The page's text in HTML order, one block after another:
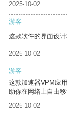
2025-10-02
游客
这款软件的界面设计
2025-10-02
游客
这款加速器VPM应
助你在网络上自由移
2025-10-02